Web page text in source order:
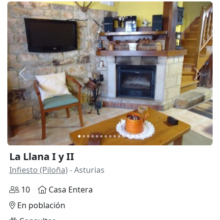
Anterior
La Llana I y II
Infiesto (Piloña) - Asturias
10
Casa Entera
En población